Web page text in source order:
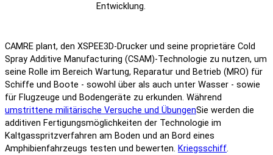
Entwicklung.
CAMRE plant, den XSPEE3D-Drucker und seine proprietäre Cold
Spray Additive Manufacturing (CSAM)-Technologie zu nutzen, um
seine Rolle im Bereich Wartung, Reparatur und Betrieb (MRO) für
Schiffe und Boote - sowohl über als auch unter Wasser - sowie
für Flugzeuge und Bodengeräte zu erkunden. Während
umstrittene militärische Versuche und ÜbungenSie werden die
additiven Fertigungsmöglichkeiten der Technologie im
Kaltgasspritzverfahren am Boden und an Bord eines
Amphibienfahrzeugs testen und bewerten. Kriegsschiff.